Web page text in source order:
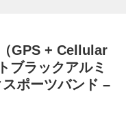
GPS + Cellular
ブラックアルミ
ポーツバンド –